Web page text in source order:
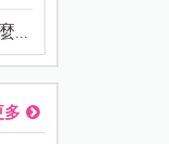
...
多